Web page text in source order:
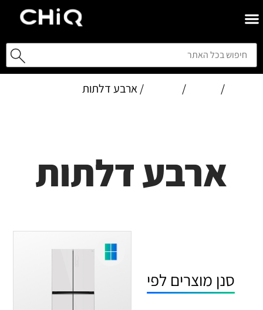
/
/ / ארבע דלתות
ארבע דלתות
סנן מוצרים לפי